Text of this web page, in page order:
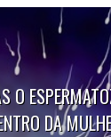
O
DA